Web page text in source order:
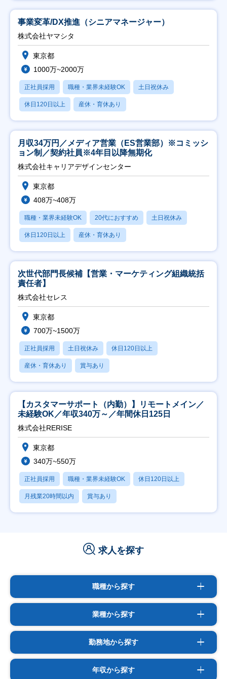
事業変革/DX推進（シニアマネージャー）
株式会社ヤマシタ
東京都
1000万~2000万
正社員採用 職種・業界未経験OK 土日祝休み
休日120日以上 産休・育休あり
月収34万円／メディア営業（ES営業部）※コミッシ
ョン制／契約社員※4年目以降無期化
株式会社キャリアデザインセンター
東京都
408万~408万
職種・業界未経験OK 20代におすすめ 土日祝休み
休日120日以上 産休・育休あり
次世代部門長候補【営業・マーケティング組織統括
責任者】
株式会社セレス
東京都
700万~1500万
正社員採用 土日祝休み 休日120日以上
産休・育休あり 賞与あり
【カスタマーサポート（内勤）】リモートメイン／
未経験OK／年収340万～／年間休日125日
株式会社RERISE
東京都
340万~550万
正社員採用 職種・業界未経験OK 休日120日以上
月残業20時間以内 賞与あり
求人を探す
職種から探す
業種から探す
勤務地から探す
年収から探す